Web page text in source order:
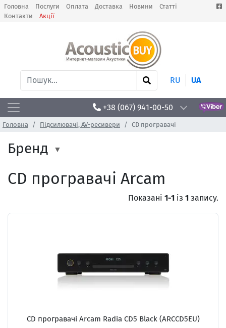
Головна Послуги Оплата Доставка Новини
Статті
Контакти
Акції
RU UA
+38 (067) 941-00-50
Головна Підсилювачі, AV-ресивери CD програвачі
Бренд
CD програвачі Arcam
Показані 1-1 із 1 запису.
CD програвачі Arcam Radia CD5 Black (ARCCD5EU)